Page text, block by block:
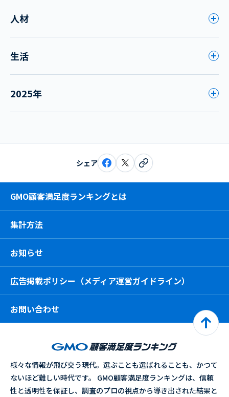
人材
生活
2025年
シェア
GMO顧客満足度ランキングとは
集計方法
お知らせ
広告掲載ポリシー（メディア運営ガイドライン）
お問い合わせ
様々な情報が飛び交う現代。選ぶことも選ばれることも、かつて
ないほど難しい時代です。 GMO顧客満足度ランキングは、信頼
性と透明性を保証し、調査のプロの視点から導き出された結果と